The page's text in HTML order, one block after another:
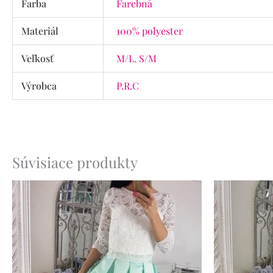
Farba Farebná
Materiál 100% polyester
Veľkosť M/L, S/M
Výrobca P.R.C
Súvisiace produkty
cena
bola: